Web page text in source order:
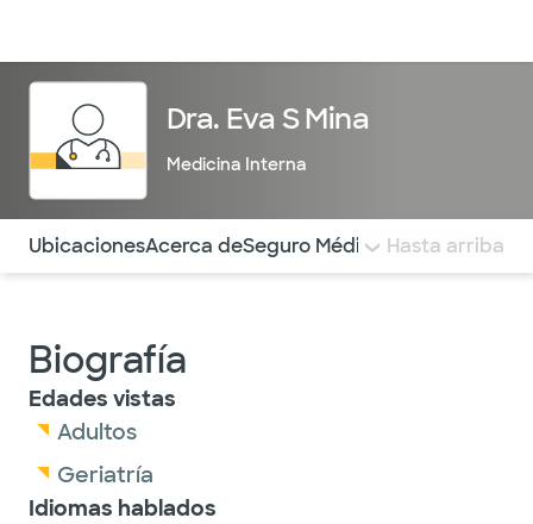
Dra. Eva S Mina
Medicina Interna
Utilice esta navegación para saltar rápidamente a
UbicacionesAcerca deSeguro Médico COMENTARIOS
Hasta arriba
Biografía
Edades vistas
Adultos
Geriatría
Idiomas hablados